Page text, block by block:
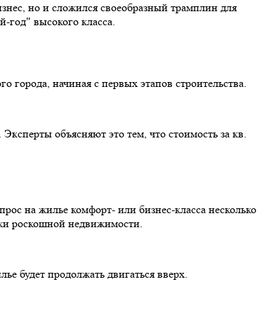
но и сложился своеобразный трамплин для
год" высокого класса.
начиная с первых этапов строительства.
объясняют это тем, что стоимость за кв.
на жилье комфорт- или бизнес-класса несколько
роскошной недвижимости.
будет продолжать двигаться вверх.